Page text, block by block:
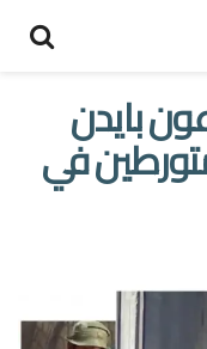
بايدن
في